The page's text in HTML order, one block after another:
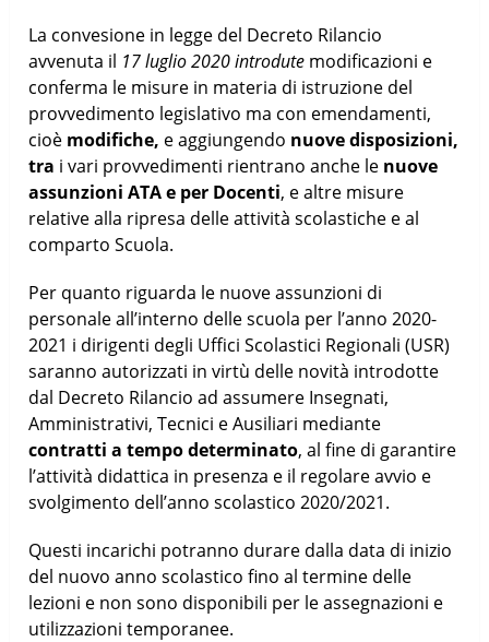
La convesione in legge del Decreto Rilancio
avvenuta il 17 luglio 2020 introdute modificazioni e
conferma le misure in materia di istruzione del
provvedimento legislativo ma con emendamenti,
cioè modifiche, e aggiungendo nuove disposizioni,
tra i vari provvedimenti rientrano anche le nuove
assunzioni ATA e per Docenti, e altre misure
relative alla ripresa delle attività scolastiche e al
comparto Scuola.
Per quanto riguarda le nuove assunzioni di
personale all’interno delle scuola per l’anno 2020-
2021 i dirigenti degli Uffici Scolastici Regionali (USR)
saranno autorizzati in virtù delle novità introdotte
dal Decreto Rilancio ad assumere Insegnati,
Amministrativi, Tecnici e Ausiliari mediante
contratti a tempo determinato, al fine di garantire
l’attività didattica in presenza e il regolare avvio e
svolgimento dell’anno scolastico 2020/2021.
Questi incarichi potranno durare dalla data di inizio
del nuovo anno scolastico fino al termine delle
lezioni e non sono disponibili per le assegnazioni e
utilizzazioni temporanee.